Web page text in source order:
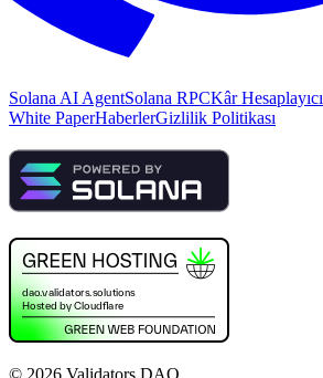
Solana AI AgentSolana RPCKâr Hesaplayıcı
White PaperHaberlerGizlilik Politikası